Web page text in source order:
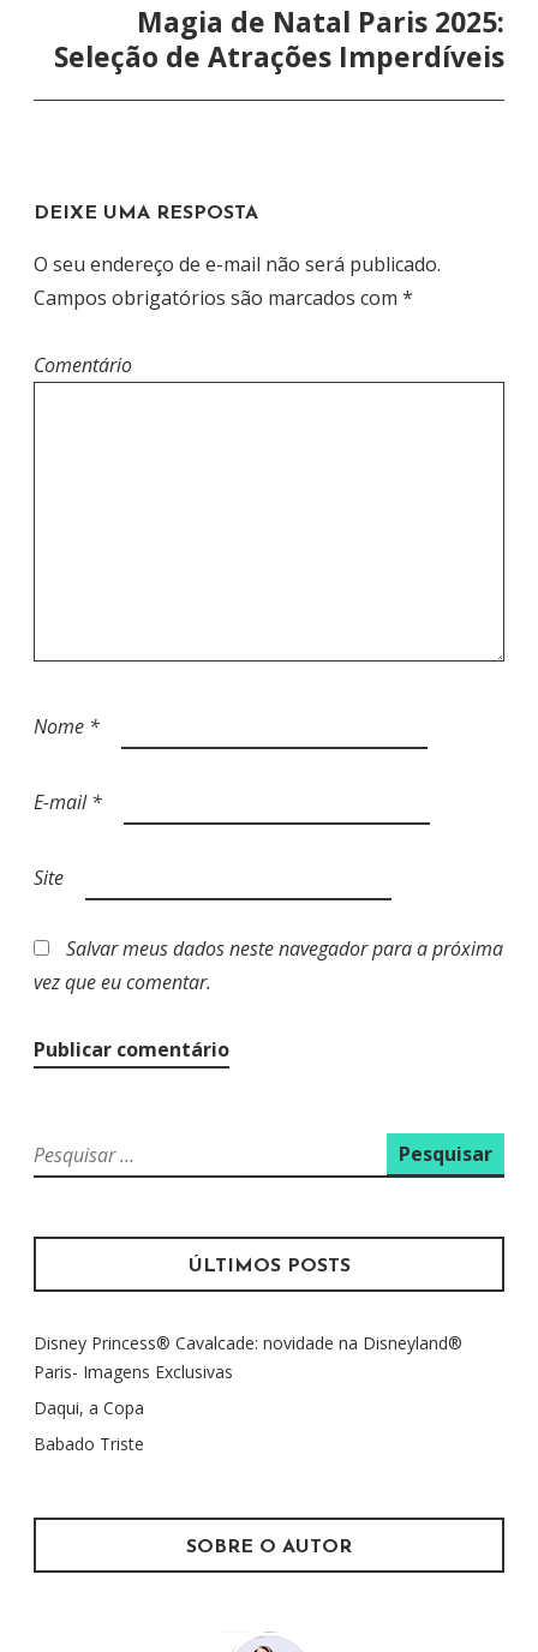
E
P
O
T
Magia de Natal Paris 2025:
Seleção de Atrações Imperdíveis
DEIXE UMA RESPOSTA
O seu endereço de e-mail não será publicado.
Campos obrigatórios são marcados com *
Comentário
Nome *
E-mail*
Site
Salvar meus dados neste navegador para a próxima
vez que eu comentar.
P
e
q
i
a
r
p
o
ÚLTIMOS POSTS
Disney Princess® Cavalcade: novidade na Disneyland®
Paris- Imagens Exclusivas
Daqui, a Copa
Babado Triste
SOBRE O AUTOR